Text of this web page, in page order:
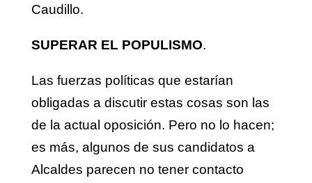
Caudillo.
SUPERAR EL POPULISMO.
Las fuerzas políticas que estarían
obligadas a discutir estas cosas son las
de la actual oposición. Pero no lo hacen;
es más, algunos de sus candidatos a
Alcaldes parecen no tener contacto